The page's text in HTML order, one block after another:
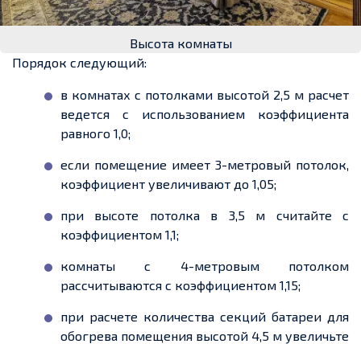
Высота комнаты
Порядок следующий:
в комнатах с потолками высотой 2,5 м расчет
ведется с использованием коэффициента
равного 1,0;
если помещение имеет 3-метровый потолок,
коэффициент увеличивают до 1,05;
при высоте потолка в 3,5 м считайте с
коэффициентом 1,1;
комнаты с 4-метровым потолком
рассчитываются с коэффициентом 1,15;
при расчете количества секций батареи для
обогрева помещения высотой 4,5 м увеличьте